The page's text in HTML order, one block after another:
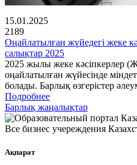
15.01.2025
2189
Оңайлатылған жүйедегі жеке
салықтар 2025
2025 жылы жеке кәсіпкерлер
оңайлатылған жүйесінде
болады. Барлық өзгерістер
Подробнее
Барлық жаңалықтар
Все бизнес учереждения
Ақпарат